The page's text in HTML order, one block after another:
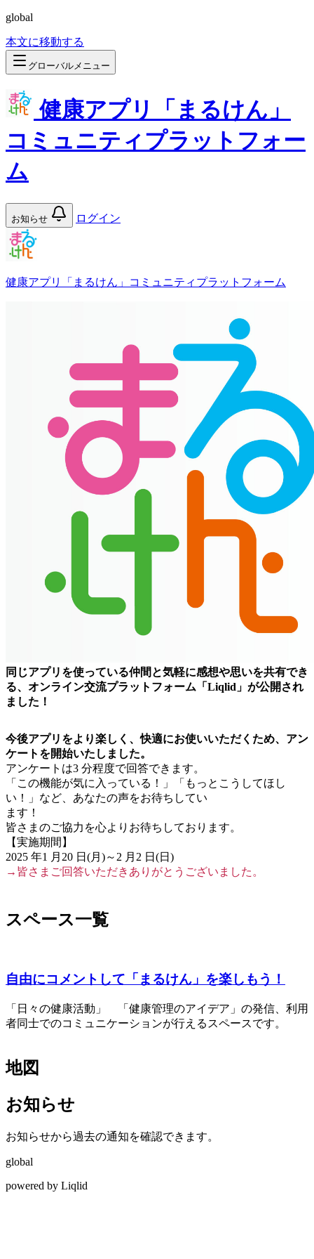
global
本文に移動する
グローバルメニュー
健康アプリ「まるけん」
コミュニティプラットフォー
ム
お知らせ ログイン
健康アプリ「まるけん」コミュニティプラットフォーム
同じアプリを使っている仲間と気軽に感想や思いを共有でき
る、オンライン交流プラットフォーム「Liqlid」が公開され
ました！
今後アプリをより楽しく、快適にお使いいただくため、アン
ケートを開始いたしました。
アンケートは3 分程度で回答できます。
「この機能が気に入っている！」「もっとこうしてほし
い！」など、あなたの声をお待ちしてい
ます！
皆さまのご協力を心よりお待ちしております。
【実施期間】
2025 年1 月20 日(月)～2 月2 日(日)
→皆さまご回答いただきありがとうございました。
スペース一覧
自由にコメントして「まるけん」を楽しもう！
「日々の健康活動」 「健康管理のアイデア」の発信、利用
者同士でのコミュニケーションが行えるスペースです。
地図
お知らせ
お知らせから過去の通知を確認できます。
global
powered by Liqlid